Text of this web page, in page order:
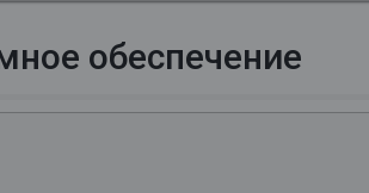
обеспечение